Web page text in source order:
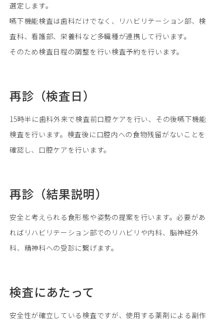
選定します。
嚥下機能検査は歯科だけでなく、リハビリテーション部、検
査科、看護部、栄養科など多職種が連携して行います。
そのため検査日程の調整を行い検査予約を行います。
再診（検査日）
15時半に歯科外来で検査前口腔ケアを行い、その後嚥下機能
検査を行います。検査後に口腔内への食物残留がないことを
確認し、口腔ケアを行います。
再診（結果説明）
安全と考えられる食形態や姿勢の提案を行います。必要があ
ればリハビリテーション部でのリハビリや内科、脳神経外
科、精神科への受診に繋げます。
検査にあたって
安全性が確立している検査ですが、使用する薬剤による副作